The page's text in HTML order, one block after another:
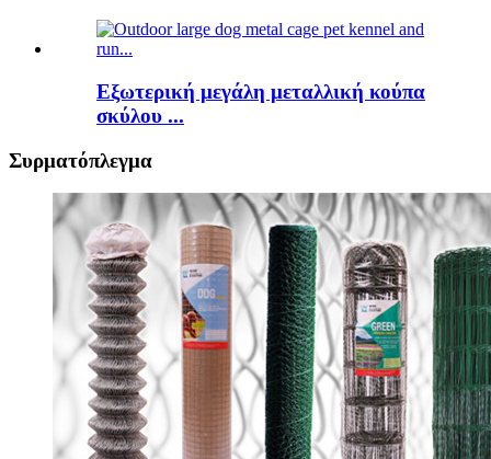
Εξωτερική μεγάλη μεταλλική κούπα
σκύλου ...
Συρματόπλεγμα